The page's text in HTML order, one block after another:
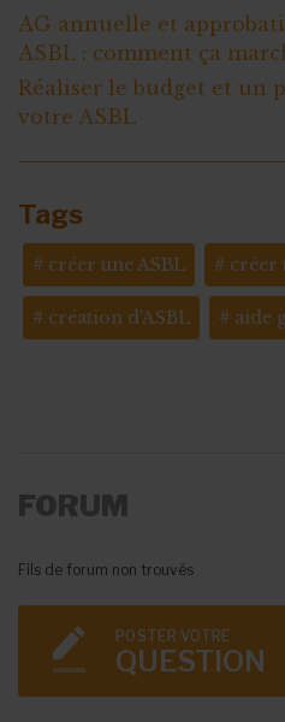
AG annuelle et
ASBL : comment ça
Réaliser le budget et un
votre ASBL
Tags
créer une ASBL créer
création d'ASBL aide
FORUM
Fils de forum non trouvés
POSTER VOTRE
QUESTION